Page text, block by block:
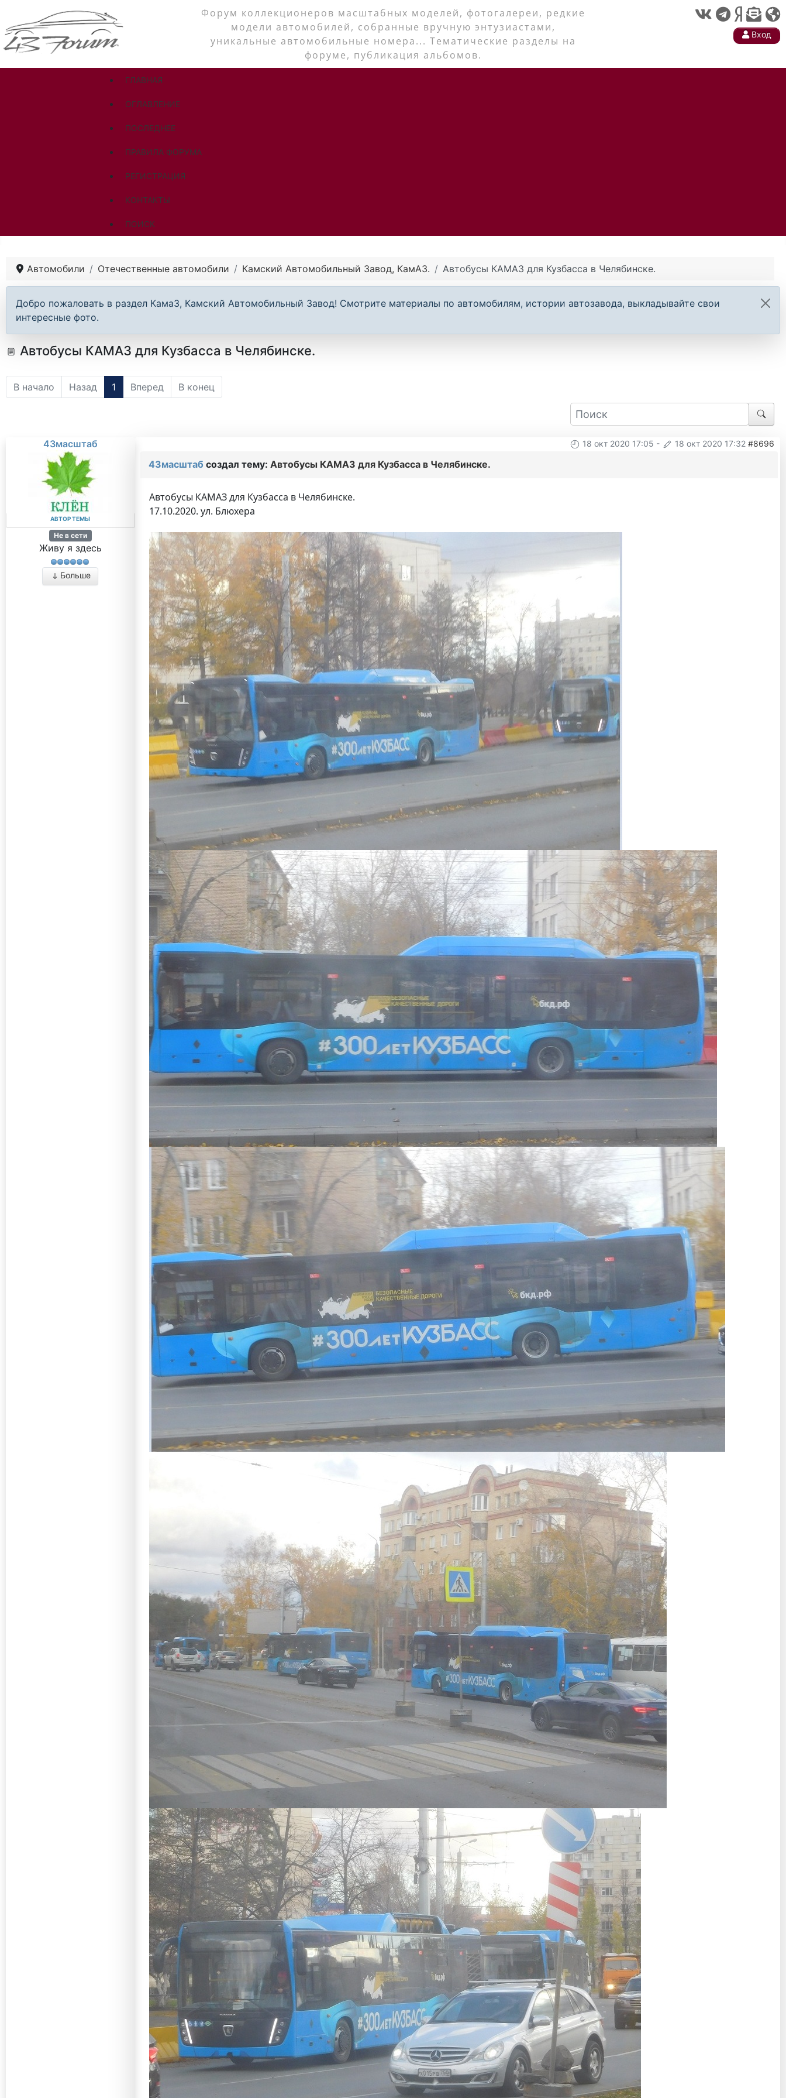
Форум коллекционеров масштабных моделей, фотогалереи, редкие
модели автомобилей, собранные вручную энтузиастами,
уникальные автомобильные номера... Тематические разделы на
форуме, публикация альбомов.
Вход
ГЛАВНАЯ
ОГЛАВЛЕНИЕ
ПОСЛЕДНЕЕ
ПРАВИЛА ФОРУМА
РЕГИСТРАЦИЯ
КОНТАКТЫ
ПОИСК
Автомобили Отечественные автомобили Камский Автомобильный Завод, КамАЗ. Автобусы КАМАЗ для Кузбасса в Челябинске.
Добро пожаловать в раздел КамаЗ, Камский Автомобильный Завод! Смотрите материалы по автомобилям, истории автозавода, выкладывайте свои
интересные фото.
Автобусы КАМАЗ для Кузбасса в Челябинске.
В начало Назад 1 Вперед В конец
43масштаб
АВТОР ТЕМЫ
Не в сети
Живу я здесь
Больше
18 окт 2020 17:05 - 18 окт 2020 17:32 #8696
43масштаб создал тему: Автобусы КАМАЗ для Кузбасса в Челябинске.
Автобусы КАМАЗ для Кузбасса в Челябинске.
17.10.2020. ул. Блюхера